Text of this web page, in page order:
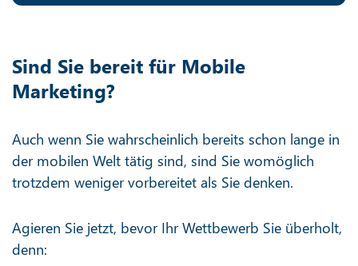
Sind Sie bereit für Mobile
Marketing?
Auch wenn Sie wahrscheinlich bereits schon lange in
der mobilen Welt tätig sind, sind Sie womöglich
trotzdem weniger vorbereitet als Sie denken.
Agieren Sie jetzt, bevor Ihr Wettbewerb Sie überholt,
denn: